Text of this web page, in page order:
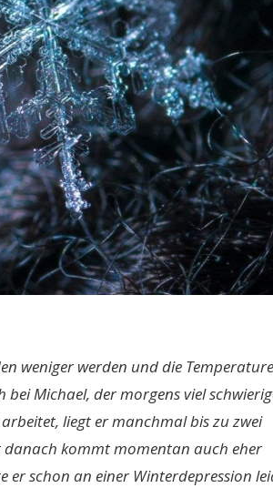
weniger werden und die
bei Michael, der morgens viel
liegt er manchmal bis zu zwei
danach kommt momentan auch eher
schon an einer Winterdepression